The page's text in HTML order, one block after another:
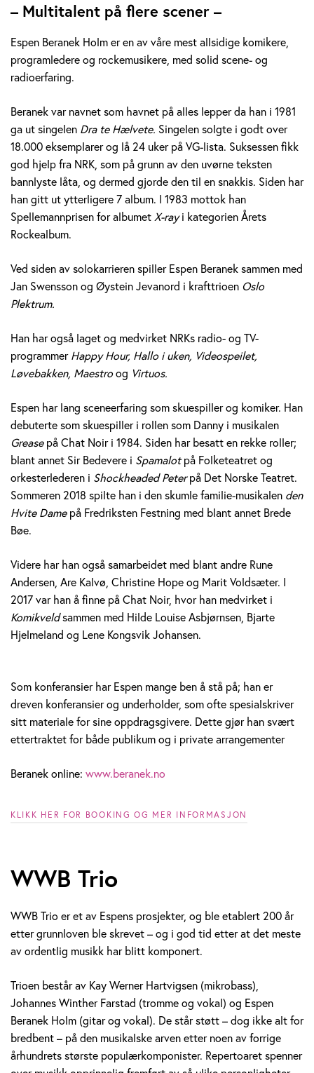
p
e
n
B
e
r
a
n
e
k
H
o
l
m
– Multitalent på flere scener –
Espen Beranek Holm er en av våre mest allsidige komikere,
programledere og rockemusikere, med solid scene- og
radioerfaring.
Beranek var navnet som havnet på alles lepper da han i 1981
ga ut singelen Dra te Hælvete. Singelen solgte i godt over
18.000 eksemplarer og lå 24 uker på VG-lista. Suksessen fikk
god hjelp fra NRK, som på grunn av den uvørne teksten
bannlyste låta, og dermed gjorde den til en snakkis. Siden har
han gitt ut ytterligere 7 album. I 1983 mottok han
Spellemannprisen for albumetX-rayi kategorien Årets
Rockealbum.
Ved siden av solokarrieren spiller Espen Beranek sammen med
Jan Swensson og Øystein Jevanord i krafttrioen Oslo
Plektrum.
Han har også laget og medvirket NRKs radio- og TV-
programmerHappy Hour, Hallo i uken, Videospeilet,
Løvebakken, Maestroog Virtuos.
Espen har lang sceneerfaring som skuespiller og komiker. Han
debuterte som skuespiller i rollen som Danny i musikalen
Greasepå Chat Noir i 1984. Siden har besatt en rekke roller;
blant annet Sir Bedevere i Spamalotpå Folketeatret og
orkesterlederen i Shockheaded Peterpå Det Norske Teatret.
Sommeren 2018 spilte han i den skumle familie-musikalen den
Hvite Damepå Fredriksten Festning med blant annet Brede
Bøe.
Videre har han også samarbeidet med blant andre Rune
Andersen, Are Kalvø, Christine Hope og Marit Voldsæter. I
2017 var han å finne på Chat Noir, hvor han medvirket i
Komikveldsammen med Hilde Louise Asbjørnsen, Bjarte
Hjelmeland og Lene Kongsvik Johansen.
Som konferansier har Espen mange ben å stå på; han er
dreven konferansier og underholder, som ofte spesialskriver
sitt materiale for sine oppdragsgivere. Dette gjør han svært
ettertraktet for både publikum og i private arrangementer
Beranek online: www.beranek.no
KLIKK HER FOR BOOKING OG MER INFORMASJON
WWB Trio
WWB Trio er et av Espens prosjekter, og ble etablert 200 år
etter grunnloven ble skrevet – og i god tid etter at det meste
av ordentlig musikk har blitt komponert.
Trioen består av Kay Werner Hartvigsen (mikrobass),
Johannes Winther Farstad (tromme og vokal) og Espen
Beranek Holm (gitar og vokal). De står støtt – dog ikke alt for
bredbent – på den musikalske arven etter noen av forrige
århundrets største populærkomponister. Repertoaret spenner